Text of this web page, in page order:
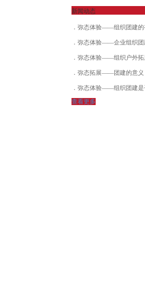
- 《赢在起跑线》新人
- 基层执行力课程
- 打破部门壁垒
- 米诺斯
- 麻将江湖
- 盲人方阵
- 毕业墙
- 生死电网
- 厦门基地
新闻动态
弥态体验——组织团建的
弥态体验——企业组织团
弥态体验——组织户外拓
弥态拓展——团建的意义
弥态体验——组织团建是
查看更多